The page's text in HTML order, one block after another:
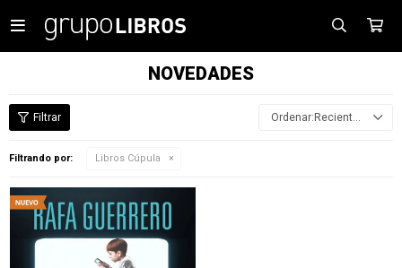

NOVEDADES
Recientes
Filtrando por: Libros Cúpula